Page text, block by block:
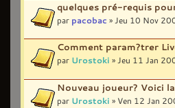
quelques pré-requis
par pacobac » Jeu 10 Nov
Comment param?trer
par Urostoki » Jeu 11 Jan
Nouveau joueur? Voici
par Urostoki » Ven 12 Jan